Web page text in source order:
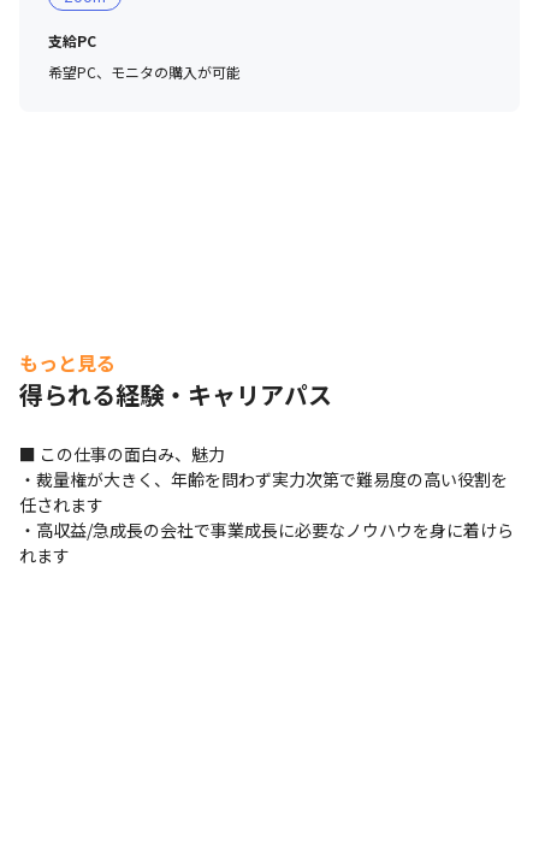
支給PC
希望PC、モニタの購入が可能
もっと見る
得られる経験・キャリアパス
■ この仕事の面白み、魅力
・裁量権が大きく、年齢を問わず実力次第で難易度の高い役割を
任されます
・高収益/急成長の会社で事業成長に必要なノウハウを身に着けら
れます